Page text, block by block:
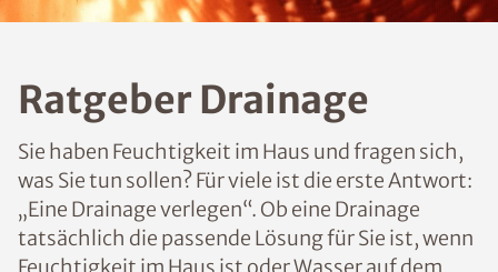
Ratgeber Drainage
Sie haben Feuchtigkeit im Haus und fragen sich,
was Sie tun sollen? Für viele ist die erste Antwort:
„Eine Drainage verlegen“. Ob eine Drainage
tatsächlich die passende Lösung für Sie ist, wenn